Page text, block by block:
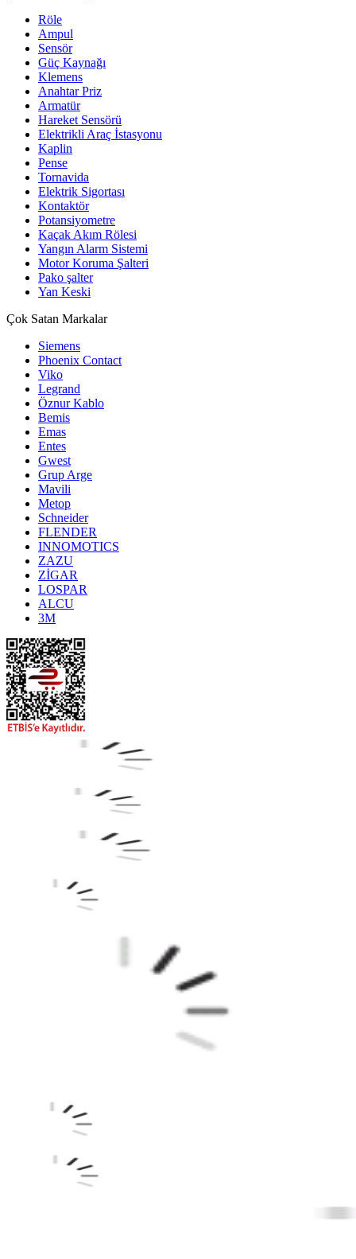
Röle
Ampul
Sensör
Güç Kaynağı
Klemens
Anahtar Priz
Armatür
Hareket Sensörü
Elektrikli Araç İstasyonu
Kaplin
Pense
Tornavida
Elektrik Sigortası
Kontaktör
Potansiyometre
Kaçak Akım Rölesi
Yangın Alarm Sistemi
Motor Koruma Şalteri
Pako şalter
Yan Keski
Çok Satan Markalar
Siemens
Phoenix Contact
Viko
Legrand
Öznur Kablo
Bemis
Emas
Entes
Gwest
Grup Arge
Mavili
Metop
Schneider
FLENDER
INNOMOTICS
ZAZU
ZİGAR
LOSPAR
ALCU
3M